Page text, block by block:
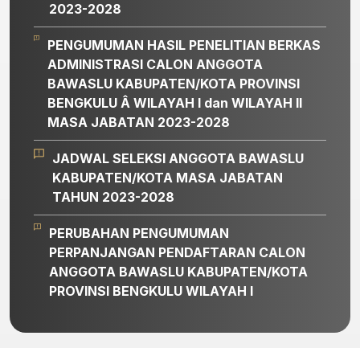
2023-2028
PENGUMUMAN HASIL PENELITIAN BERKAS
ADMINISTRASI CALON ANGGOTA
BAWASLU KABUPATEN/KOTA PROVINSI
BENGKULU Â WILAYAH I dan WILAYAH II
MASA JABATAN 2023-2028
JADWAL SELEKSI ANGGOTA BAWASLU
KABUPATEN/KOTA MASA JABATAN
TAHUN 2023-2028
PERUBAHAN PENGUMUMAN
PERPANJANGAN PENDAFTARAN CALON
ANGGOTA BAWASLU KABUPATEN/KOTA
PROVINSI BENGKULU WILAYAH I